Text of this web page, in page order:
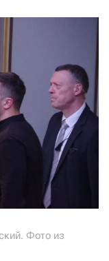
Фото из